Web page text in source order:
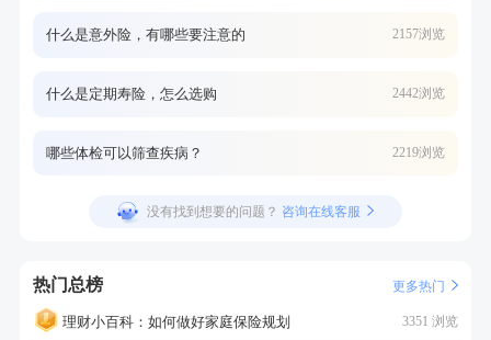
什么是意外险，有哪些要注意的 2157浏览
什么是定期寿险，怎么选购 2442浏览
哪些体检可以筛查疾病？ 2219浏览
没有找到想要的问题？ 咨询在线客服
热门总榜 更多热门
理财小百科：如何做好家庭保险规划 3351 浏览